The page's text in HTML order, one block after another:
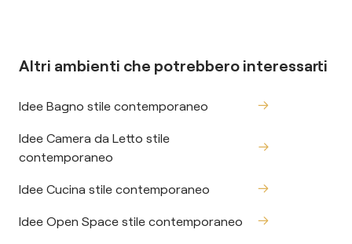
Altri ambienti che potrebbero interessarti
Idee Bagno stile contemporaneo
Idee Camera da Letto stile
contemporaneo
Idee Cucina stile contemporaneo
Idee Open Space stile contemporaneo